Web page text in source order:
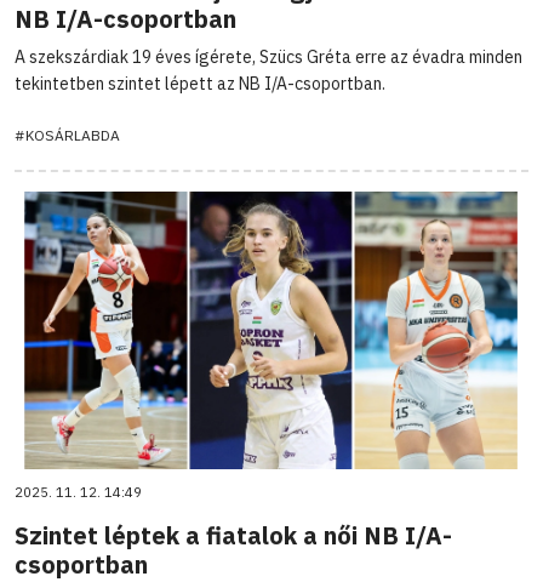
NB I/A-csoportban
A szekszárdiak 19 éves ígérete, Szücs Gréta erre az évadra minden
tekintetben szintet lépett az NB I/A-csoportban.
#KOSÁRLABDA
2025. 11. 12. 14:49
Szintet léptek a fiatalok a női NB I/A-
csoportban